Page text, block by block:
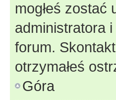
mogłeś
administratora
forum.
otrzymałeś
Góra